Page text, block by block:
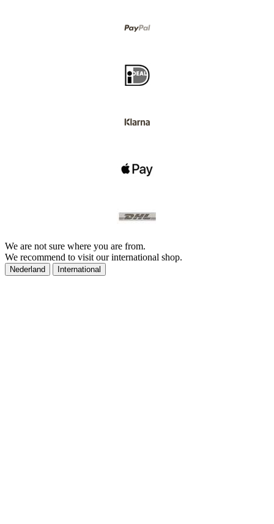
We are not sure where you are from.
We recommend to visit our international shop.
Nederland International